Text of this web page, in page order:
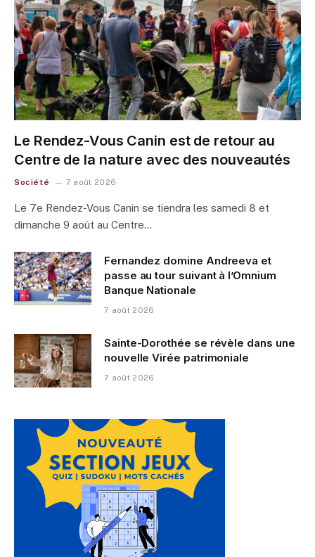
Le Rendez-Vous Canin est de retour au
Centre de la nature avec des nouveautés
Société 7 août 2026
Le 7e Rendez-Vous Canin se tiendra les samedi 8 et
dimanche 9 août au Centre…
Fernandez domine Andreeva et
passe au tour suivant à l’Omnium
Banque Nationale
7 août 2026
Sainte-Dorothée se révèle dans une
nouvelle Virée patrimoniale
7 août 2026